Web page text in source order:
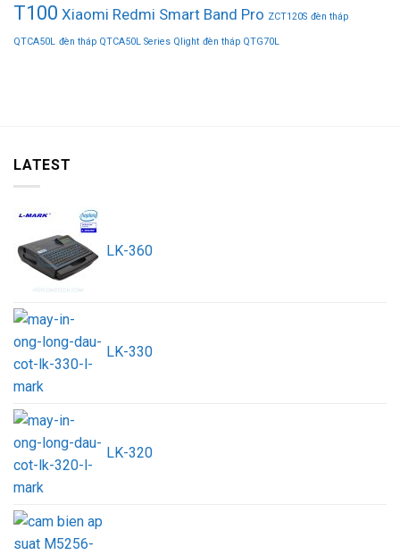
T100 Xiaomi Redmi Smart Band Pro ZCT120S đèn tháp
QTCA50L đèn tháp QTCA50L Series Qlight đèn tháp QTG70L
LATEST
LK-360
LK-330
LK-320